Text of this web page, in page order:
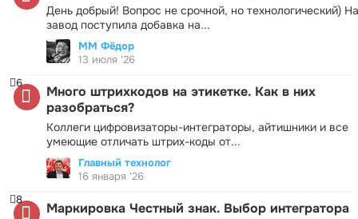
День добрый! Вопрос не срочной, но технологический) На
завод поступила добавка на...
ММ Фёдор
13 июля '26
Много штрихкодов на этикетке. Как в них
разобраться?
Коллеги цифровизаторы-интеграторы, айтишники и все
умеющие отличать штрих-коды от...
6
Главный технолог
16 января '26
Маркировка Честный знак. Выбор интегратора
8